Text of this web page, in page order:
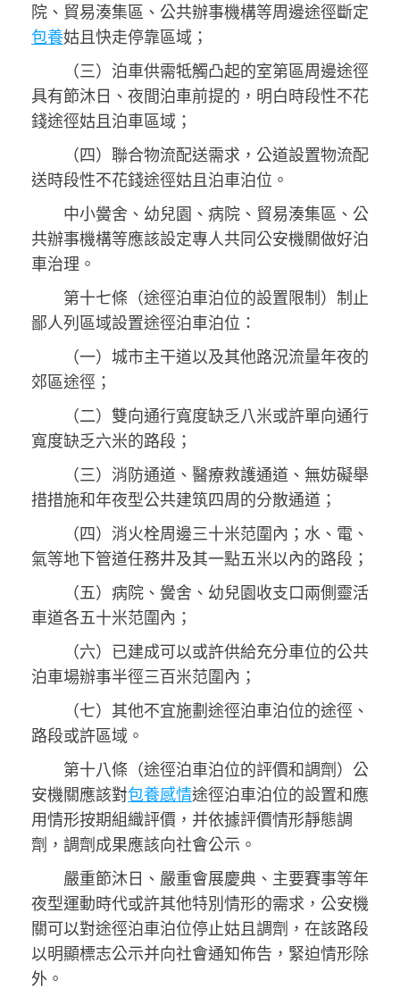
院、貿易湊集區、公共辦事機構等周邊途徑斷定
包養姑且快走停靠區域；
（三）泊車供需牴觸凸起的室第區周邊途徑
具有節沐日、夜間泊車前提的，明白時段性不花
錢途徑姑且泊車區域；
（四）聯合物流配送需求，公道設置物流配
送時段性不花錢途徑姑且泊車泊位。
中小黌舍、幼兒園、病院、貿易湊集區、公
共辦事機構等應該設定專人共同公安機關做好泊
車治理。
第十七條（途徑泊車泊位的設置限制）制止
鄙人列區域設置途徑泊車泊位：
（一）城市主干道以及其他路況流量年夜的
郊區途徑；
（二）雙向通行寬度缺乏八米或許單向通行
寬度缺乏六米的路段；
（三）消防通道、醫療救護通道、無妨礙舉
措措施和年夜型公共建筑四周的分散通道；
（四）消火栓周邊三十米范圍內；水、電、
氣等地下管道任務井及其一點五米以內的路段；
（五）病院、黌舍、幼兒園收支口兩側靈活
車道各五十米范圍內；
（六）已建成可以或許供給充分車位的公共
泊車場辦事半徑三百米范圍內；
（七）其他不宜施劃途徑泊車泊位的途徑、
路段或許區域。
第十八條（途徑泊車泊位的評價和調劑）公
安機關應該對包養感情途徑泊車泊位的設置和應
用情形按期組織評價，并依據評價情形靜態調
劑，調劑成果應該向社會公示。
嚴重節沐日、嚴重會展慶典、主要賽事等年
夜型運動時代或許其他特別情形的需求，公安機
關可以對途徑泊車泊位停止姑且調劑，在該路段
以明顯標志公示并向社會通知佈告，緊迫情形除
外。